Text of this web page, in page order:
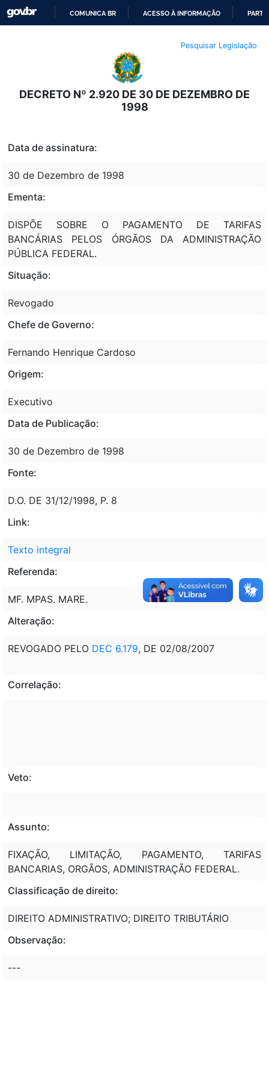
O
CONTEÚDO
COMUNICA BR ACESSO À INFORMAÇÃO
Pesquisar Legislação
DECRETO Nº 2.920 DE 30 DE DEZEMBRO DE
1998
Data de assinatura:
30 de Dezembro de 1998
Ementa:
DISPÕE SOBRE O PAGAMENTO DE TARIFAS
BANCÁRIAS PELOS ÓRGÃOS DA ADMINISTRAÇÃO
PÚBLICA FEDERAL.
Situação:
Revogado
Chefe de Governo:
Fernando Henrique Cardoso
Origem:
Executivo
Data de Publicação:
30 de Dezembro de 1998
Fonte:
D.O. DE 31/12/1998, P. 8
Link:
Texto integral
Referenda:
MF. MPAS. MARE.
Alteração:
REVOGADO PELO DEC 6.179, DE 02/08/2007
Correlação:
Veto:
Assunto:
FIXAÇÃO, LIMITAÇÃO, PAGAMENTO, TARIFAS
BANCARIAS, ORGÃOS, ADMINISTRAÇÃO FEDERAL.
Classificação de direito:
DIREITO ADMINISTRATIVO; DIREITO TRIBUTÁRIO
Observação:
---